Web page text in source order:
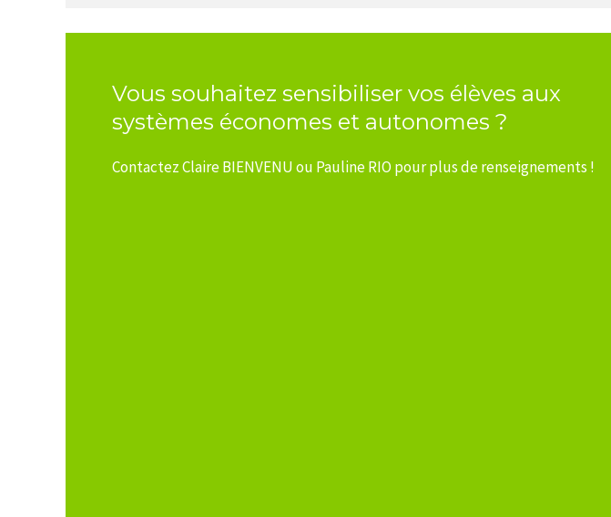
Vous souhaitez sensibiliser vos élèves aux
systèmes économes et autonomes ?
Contactez Claire BIENVENU ou Pauline RIO pour plus de renseignements !